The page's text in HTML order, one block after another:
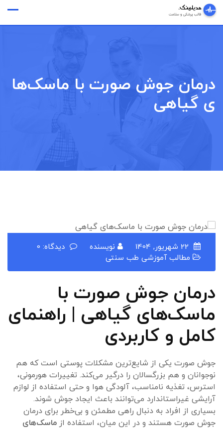
Skip
content
درمان جوش صورت با ماسک‌ها
ی گیاهی
نویسنده
دیدگاه: 0
مطالب آموزشی طب سنتی
درمان جوش صورت با
ماسک‌های گیاهی | راهنمای
کامل و کاربردی
جوش صورت یکی از شایع‌ترین مشکلات پوستی است که هم
نوجوانان و هم بزرگسالان را درگیر می‌کند. تغییرات هورمونی،
استرس، تغذیه نامناسب، آلودگی هوا و حتی استفاده از لوازم
آرایشی غیراستاندارد می‌توانند باعث ایجاد جوش شوند.
بسیاری از افراد به دنبال راهی مطمئن و بی‌خطر برای درمان
جوش صورت هستند و در این میان، استفاده از ماسک‌های